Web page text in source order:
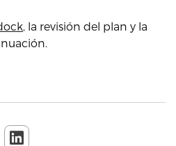
, la revisión del plan y la